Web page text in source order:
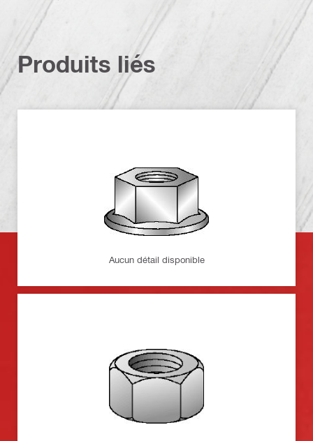
Produits liés
Aucun détail disponible